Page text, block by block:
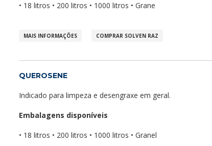
• 18 litros • 200 litros • 1000 litros • Grane
MAIS INFORMAÇÕES COMPRAR SOLVEN RAZ
QUEROSENE
Indicado para limpeza e desengraxe em geral.
Embalagens disponíveis
• 18 litros • 200 litros • 1000 litros • Granel